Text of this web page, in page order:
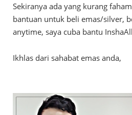
Sekiranya ada yang kurang
bantuan untuk beli emas/silver,
anytime, saya cuba bantu
Ikhlas dari sahabat emas anda,